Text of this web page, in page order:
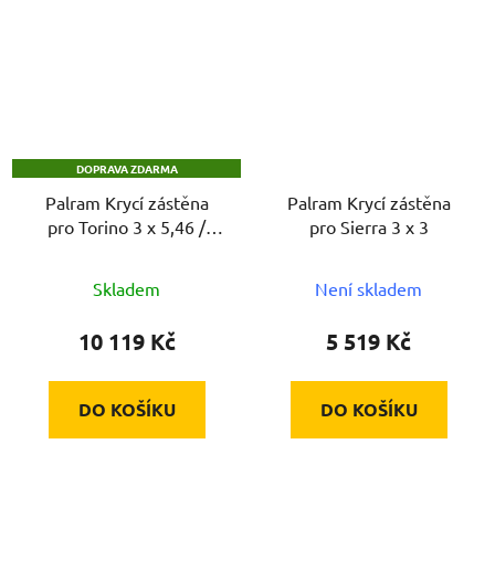
DOPRAVA ZDARMA
Palram Krycí zástěna
pro Torino 3 x 5,46 /
Skladem
10 119 Kč
DO KOŠÍKU
Palram Krycí zástěna
pro Sierra 3 x 3
Není skladem
5 519 Kč
DO KOŠÍKU